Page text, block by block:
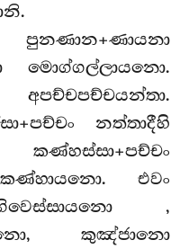
පුනණාන+ණායනා
මොග්ගල්ලායනො.
නත්තාදීහි
එවං
,
කුඤ්ජානො